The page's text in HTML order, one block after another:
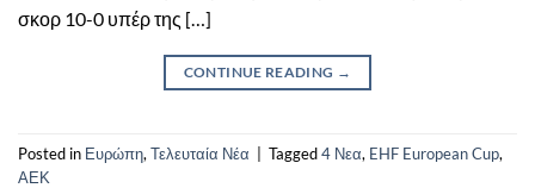
σκορ 10-0 υπέρ της […]
CONTINUE READING →
Posted in Ευρώπη, Τελευταία Νέα Tagged4 Νεα, EHF European Cup,
ΑΕΚ